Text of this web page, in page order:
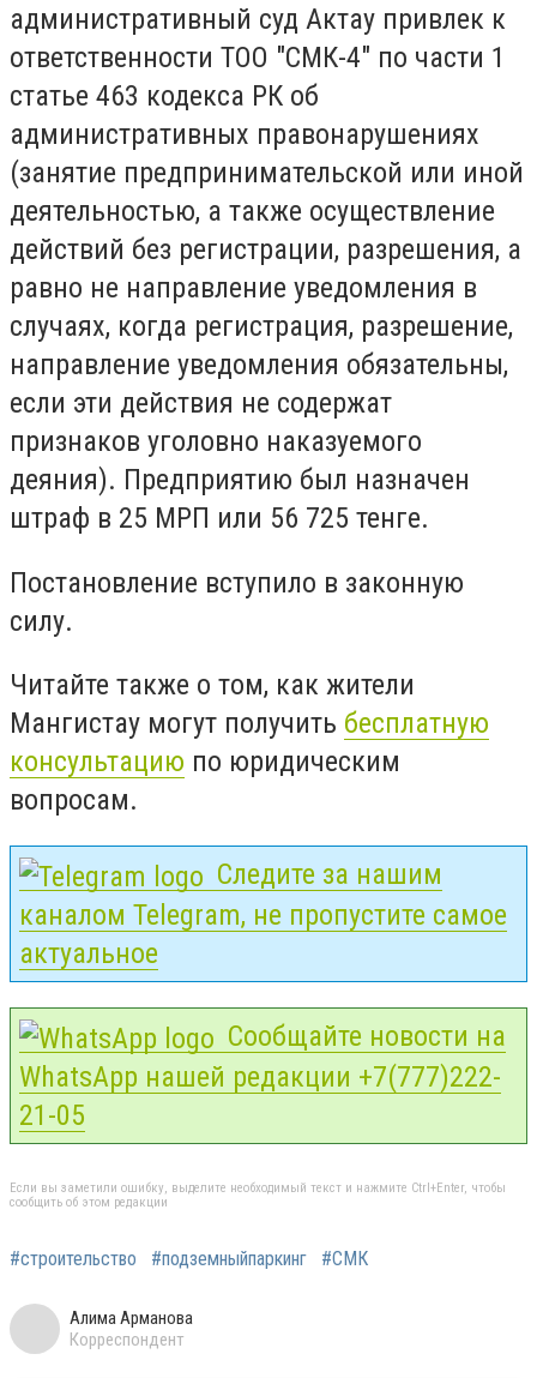
административный суд Актау привлек к
ответственности ТОО "СМК-4" по части 1
статье 463 кодекса РК об
административных правонарушениях
(занятие предпринимательской или иной
деятельностью, а также осуществление
действий без регистрации, разрешения, а
равно не направление уведомления в
случаях, когда регистрация, разрешение,
направление уведомления обязательны,
если эти действия не содержат
признаков уголовно наказуемого
деяния). Предприятию был назначен
штраф в 25 МРП или 56 725 тенге.
Постановление вступило в законную
силу.
Читайте также о том, как жители
Мангистау могут получить бесплатную
консультацию по юридическим
вопросам.
Следите за нашим
каналом Telegram, не пропустите самое
актуальное
Сообщайте новости на
WhatsApp нашей редакции +7(777)222-
21-05
Если вы заметили ошибку, выделите необходимый текст и нажмите Ctrl+Enter, чтобы
сообщить об этом редакции
#строительство #подземныйпаркинг #СМК
Алима Арманова
Корреспондент